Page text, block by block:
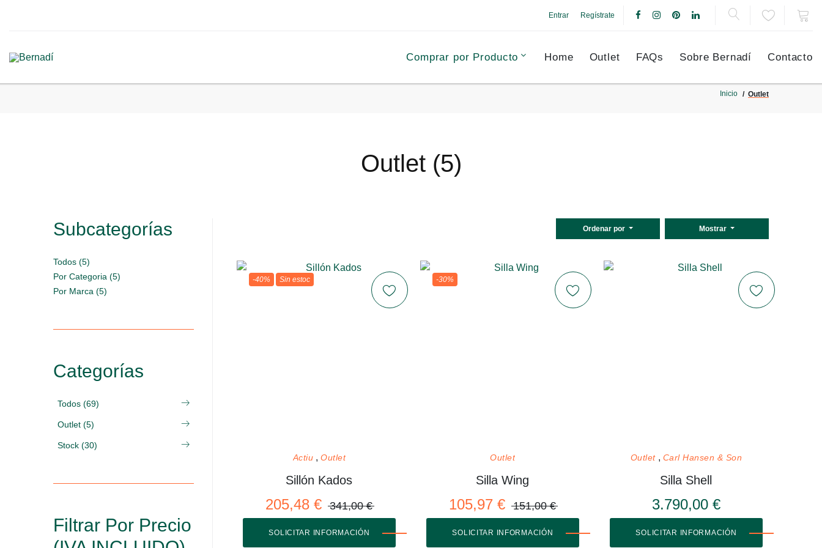
Entrar Regístrate
Comprar por Producto Home Outlet FAQs Sobre Bernadí Contacto
Inicio Outlet
Outlet (5)
Ordenar por Mostrar
-40% Sin estoc
Actiu Outlet
Sillón Kados
205,48 € 341,00 €
SOLICITAR INFORMACIÓN
-30%
Outlet
Silla Wing
105,97 € 151,00 €
SOLICITAR INFORMACIÓN
Outlet Carl Hansen & Son
Silla Shell
3.790,00 €
SOLICITAR INFORMACIÓN
Subcategorías
Todos (5)
Por Categoria (5)
Por Marca (5)
Categorías
Todos (69)
Outlet (5)
Stock (30)
Filtrar Por Precio